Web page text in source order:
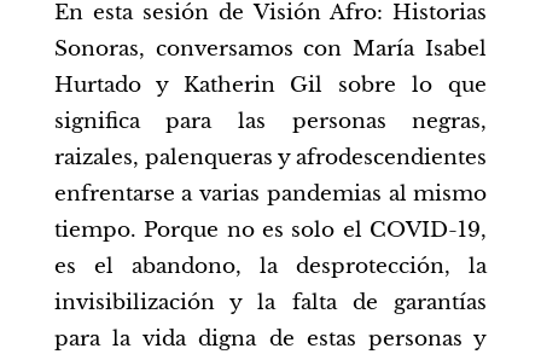
En esta sesión de Visión Afro: Historias
Sonoras, conversamos con María Isabel
Hurtado y Katherin Gil sobre lo que
significa para las personas negras,
raizales, palenqueras y afrodescendientes
enfrentarse a varias pandemias al mismo
tiempo. Porque no es solo el COVID-19,
es el abandono, la desprotección, la
invisibilización y la falta de garantías
para la vida digna de estas personas y